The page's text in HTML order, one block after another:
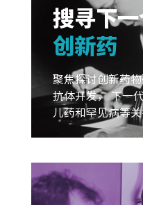
搜寻下
创新药
聚焦探讨创新药
抗体开发， 下一
儿药和罕见病等